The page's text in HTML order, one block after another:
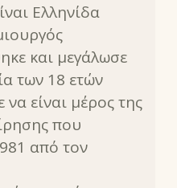
Ελληνίδα
και μεγάλωσε
των 18 ετών
είναι μέρος της
που
από τον